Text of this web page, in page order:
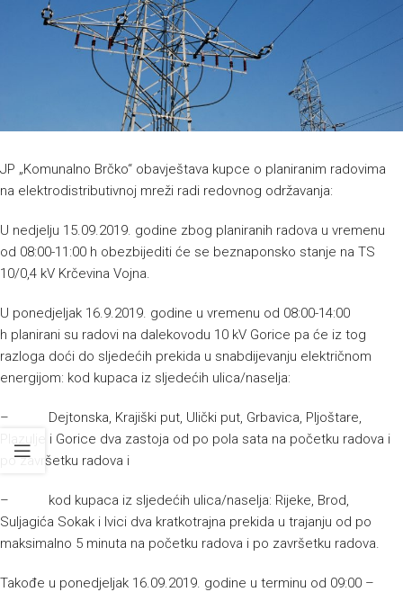
JP „Komunalno Brčko“ obavještava kupce o planiranim radovima
na elektrodistributivnoj mreži radi redovnog održavanja:
U nedjelju 15.09.2019. godine zbog planiranih radova u vremenu
od 08:00-11:00 h obezbijediti će se beznaponsko stanje na TS
10/0,4 kV Krčevina Vojna.
U ponedjeljak 16.9.2019. godine u vremenu od 08:00-14:00
h planirani su radovi na dalekovodu 10 kV Gorice pa će iz tog
razloga doći do sljedećih prekida u snabdijevanju električnom
energijom: kod kupaca iz sljedećih ulica/naselja:
– Dejtonska, Krajiški put, Ulički put, Grbavica, Pljoštare,
Plazulje i Gorice dva zastoja od po pola sata na početku radova i
po završetku radova i
– kod kupaca iz sljedećih ulica/naselja: Rijeke, Brod,
Suljagića Sokak i Ivici dva kratkotrajna prekida u trajanju od po
maksimalno 5 minuta na početku radova i po završetku radova.
Takođe u ponedjeljak 16.09.2019. godine u terminu od 09:00 –